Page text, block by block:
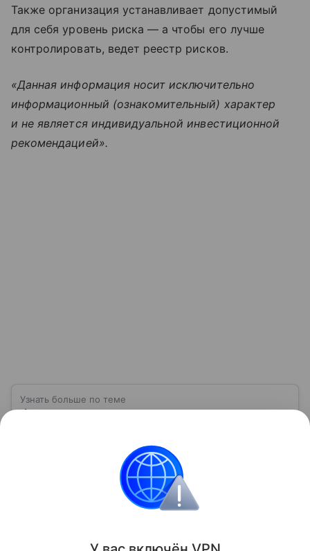
Также организация устанавливает допустимый
для себя уровень риска — а чтобы его лучше
контролировать, ведет реестр рисков.
«Данная информация носит исключительно
информационный (ознакомительный) характер
и не является индивидуальной инвестиционной
рекомендацией».
Узнать больше по теме
Финансовые риски: как сохранить
неопределенности
Разбираемся, как распознать угрозы,
классифицировать финансовые риски и выбрать
стратегию защиты.